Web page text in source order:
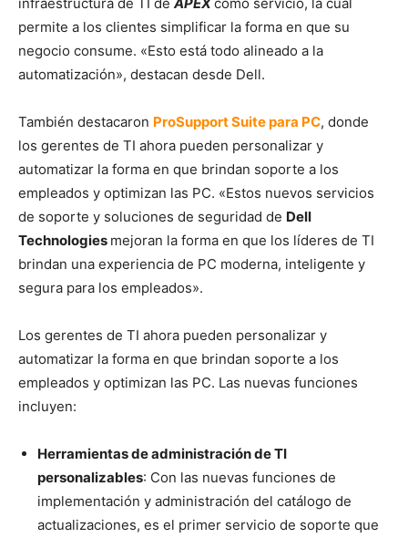
permite a los clientes simplificar la forma en que su
negocio consume. «Esto está todo alineado a la
automatización», destacan desde Dell.
También destacaron ProSupport Suite para PC, donde
los gerentes de TI ahora pueden personalizar y
automatizar la forma en que brindan soporte a los
empleados y optimizan las PC. «Estos nuevos servicios
de soporte y soluciones de seguridad de Dell
Technologies mejoran la forma en que los líderes de TI
brindan una experiencia de PC moderna, inteligente y
segura para los empleados».
Los gerentes de TI ahora pueden personalizar y
automatizar la forma en que brindan soporte a los
empleados y optimizan las PC. Las nuevas funciones
incluyen:
Herramientas de administración de TI
personalizables: Con las nuevas funciones de
implementación y administración del catálogo de
actualizaciones, es el primer servicio de soporte que